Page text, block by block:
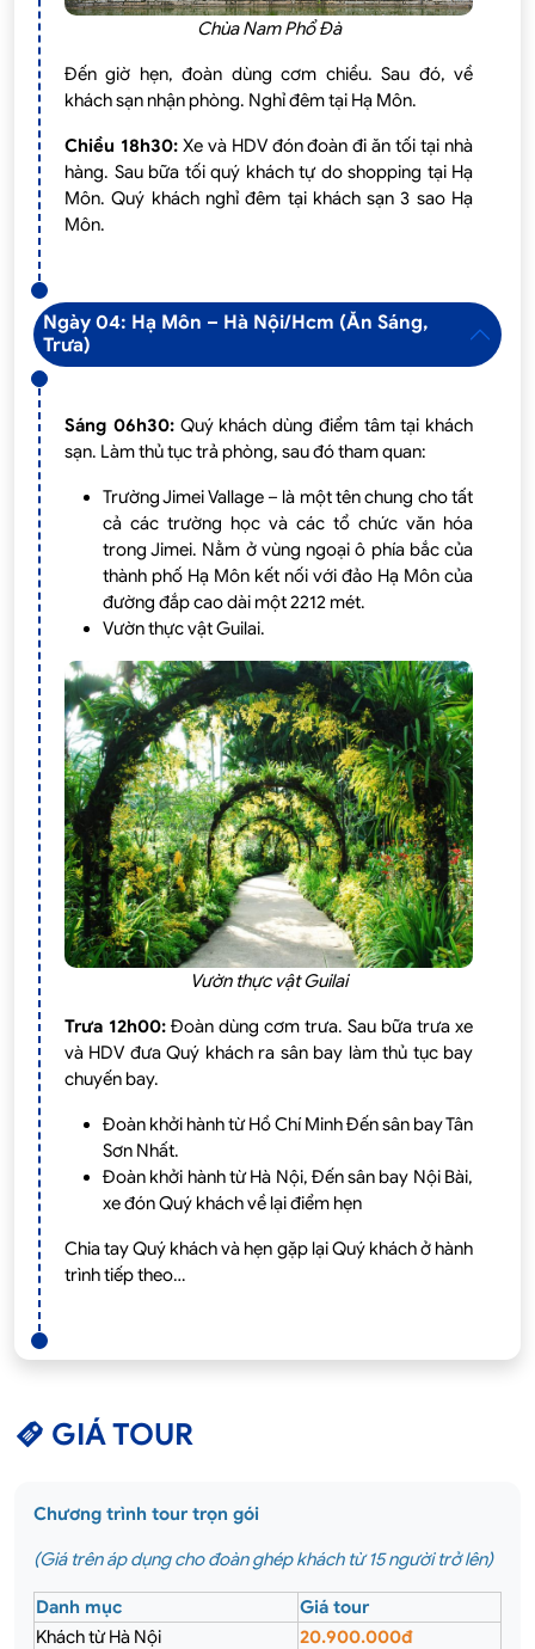
Chùa Nam Phổ Đà
Đến giờ hẹn, đoàn dùng cơm chiều. Sau đó, về
khách sạn nhận phòng. Nghỉ đêm tại Hạ Môn.
Chiều 18h30:Xe và HDV đón đoàn đi ăn tối tại nhà
hàng. Sau bữa tối quý khách tự do shopping tại Hạ
Môn. Quý khách nghỉ đêm tại khách sạn 3 sao Hạ
Môn.
Ngày 04: Hạ Môn – Hà Nội/Hcm (Ăn Sáng,
Trưa)
Sáng 06h30:Quý khách dùng điểm tâm tại khách
sạn. Làm thủ tục trả phòng, sau đó tham quan:
Trường Jimei Vallage – là một tên chung cho tất
cả các trường học và các tổ chức văn hóa
trong Jimei. Nằm ở vùng ngoại ô phía bắc của
thành phố Hạ Môn kết nối với đảo Hạ Môn của
đường đắp cao dài một 2212 mét.
Vườn thực vật Guilai.
Vườn thực vật Guilai
Trưa 12h00: Đoàn dùng cơm trưa. Sau bữa trưa xe
và HDV đưa Quý khách ra sân bay làm thủ tục bay
chuyến bay.
Đoàn khởi hành từ Hồ Chí Minh Đến sân bay Tân
Sơn Nhất.
Đoàn khởi hành từ Hà Nội, Đến sân bay Nội Bài,
xe đón Quý khách về lại điểm hẹn
Chia tay Quý khách và hẹn gặp lại Quý khách ở hành
trình tiếp theo…
GIÁ TOUR
Chương trình tour trọn gói
(Giá trên áp dụng cho đoàn ghép khách từ 15 người trở lên)
Danh mục
Giá tour
Khách từ Hà Nội
20.900.000đ